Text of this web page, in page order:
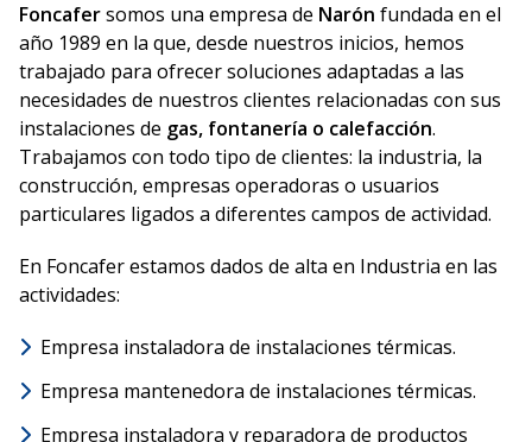
Foncafersomos una empresa de Narón fundada en el
año 1989 en la que, desde nuestros inicios, hemos
trabajado para ofrecer soluciones adaptadas a las
necesidades de nuestros clientes relacionadas con sus
instalaciones de gas, fontanería o calefacción.
Trabajamos con todo tipo de clientes: la industria, la
construcción, empresas operadoras o usuarios
particulares ligados a diferentes campos de actividad.
En Foncafer estamos dados de alta en Industria en las
actividades:
Empresa instaladora de instalaciones térmicas.
Empresa mantenedora de instalaciones térmicas.
Empresa instaladora y reparadora de productos